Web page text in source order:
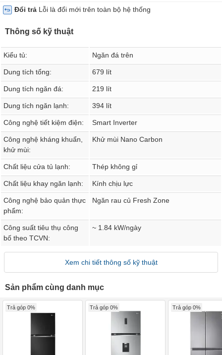
Đổi trả Lỗi là đổi mới trên toàn bộ hệ thống
Thông số kỹ thuật
Kiểu tủ: Ngăn đá trên
Dung tích tổng: 679 lít
Dung tích ngăn đá: 219 lít
Dung tích ngăn lạnh: 394 lít
Công nghệ tiết kiệm điện: Smart Inverter
Công nghệ kháng khuẩn,
khử mùi:
Khử mùi Nano Carbon
Chất liệu cửa tủ lạnh: Thép không gỉ
Chất liệu khay ngăn lạnh: Kính chịu lực
Công nghệ bảo quản thực
phẩm:
Ngăn rau củ Fresh Zone
Công suất tiêu thụ công
bố theo TCVN:
~ 1.84 kW/ngày
Xem chi tiết thông số kỹ thuật
Sản phẩm cùng danh mục
Trả góp 0% Trả góp 0% Trả góp 0%